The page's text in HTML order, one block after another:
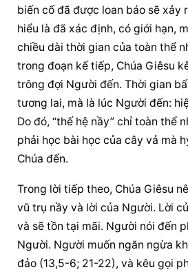
biến cố đã được loan báo sẽ xảy
hiểu là đã xác định, có giới hạn,
chiều dài thời gian của toàn thể
trong đoạn kế tiếp, Chúa Giêsu
trông đợi Người đến. Thời gian
tương lai, mà là lúc Người đến:
Do đó, “thế hệ nầy” chỉ toàn thể
phải học bài học của cây vả mà
Chúa đến.
Trong lời tiếp theo, Chúa Giêsu
vũ trụ nầy và lời của Người. Lời
và sẽ tồn tại mãi. Người nói đến
Người. Người muốn ngăn ngừa
đảo (13,5-6; 21-22), và kêu gọi